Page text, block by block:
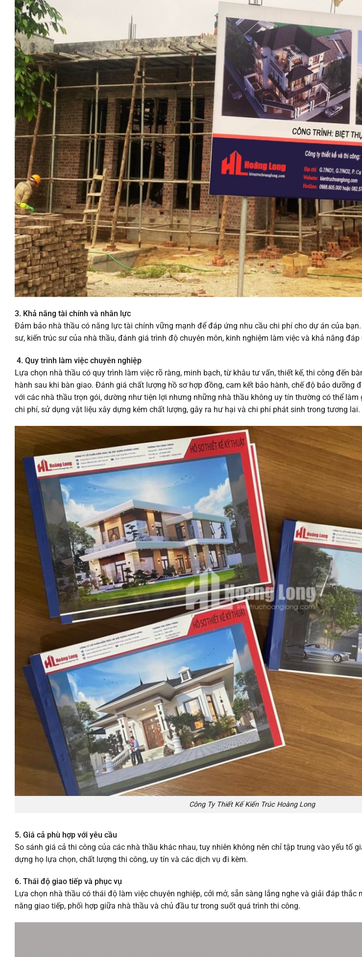
3. Khả năng tài chính và nhân lực
Đảm bảo nhà thầu có năng lực tài chính vững mạnh để đáp ứng nhu cầu chi phí cho dự án của
sư, kiến trúc sư của nhà thầu, đánh giá trình độ chuyên môn, kinh nghiệm làm việc và khả năng
4. Quy trình làm việc chuyên nghiệp
Lựa chọn nhà thầu có quy trình làm việc rõ ràng, minh bạch, từ khâu tư vấn, thiết kế, thi công đến
hành sau khi bàn giao. Đánh giá chất lượng hồ sơ hợp đồng, cam kết bảo hành, chế độ bảo dưỡng
với các nhà thầu trọn gói, dường như tiện lợi nhưng những nhà thầu không uy tín thường có thể
chi phí, sử dụng vật liệu xây dựng kém chất lượng, gây ra hư hại và chi phí phát sinh trong tương lai.
Công Ty Thiết Kế Kiến Trúc Hoàng Long
5. Giá cả phù hợp với yêu cầu
So sánh giá cả thi công của các nhà thầu khác nhau, tuy nhiên không nên chỉ tập trung vào yếu tố
dựng họ lựa chọn, chất lượng thi công, uy tín và các dịch vụ đi kèm.
6. Thái độ giao tiếp và phục vụ
Lựa chọn nhà thầu có thái độ làm việc chuyên nghiệp, cởi mở, sẵn sàng lắng nghe và giải đáp thắc
năng giao tiếp, phối hợp giữa nhà thầu và chủ đầu tư trong suốt quá trình thi công.